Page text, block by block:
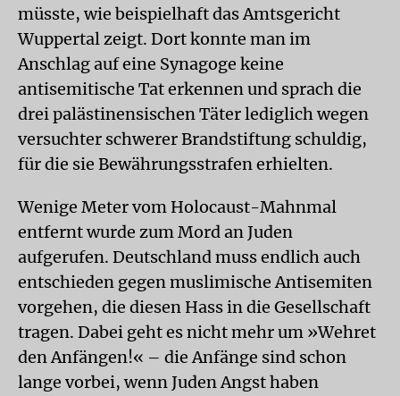
müsste, wie beispielhaft das Amtsgericht
Wuppertal zeigt. Dort konnte man im
Anschlag auf eine Synagoge keine
antisemitische Tat erkennen und sprach die
drei palästinensischen Täter lediglich wegen
versuchter schwerer Brandstiftung schuldig,
für die sie Bewährungsstrafen erhielten.
Wenige Meter vom Holocaust-Mahnmal
entfernt wurde zum Mord an Juden
aufgerufen. Deutschland muss endlich auch
entschieden gegen muslimische Antisemiten
vorgehen, die diesen Hass in die Gesellschaft
tragen. Dabei geht es nicht mehr um »Wehret
den Anfängen!« – die Anfänge sind schon
lange vorbei, wenn Juden Angst haben